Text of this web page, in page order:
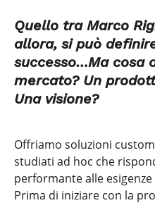
Quello tra Marco
allora, si può
successo…Ma cosa
mercato? Un
Una visione?
Offriamo soluzioni
studiati ad hoc che
performante alle
Prima di iniziare con la